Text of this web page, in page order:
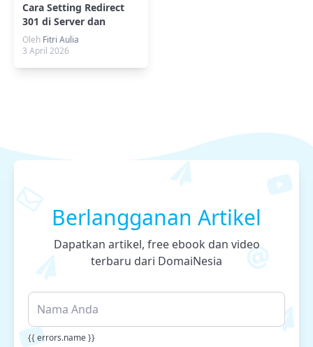
Cara Setting Redirect
301 di Server dan
Google Search Console
Oleh Fitri Aulia
3 April 2026
Berlangganan Artikel
Dapatkan artikel, free ebook dan video
terbaru dari DomaiNesia
{{ errors.name }}